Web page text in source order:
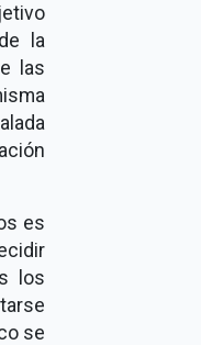
la
las
es
los
se